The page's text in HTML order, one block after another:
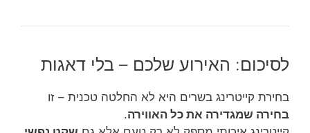
לסיכום: האירוע שלכם – בלי דאגות
בחירת קייטרינג בשרים היא לא החלטה טכנית – זו
בחירה שמגדירה את כל האווירה.